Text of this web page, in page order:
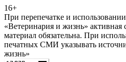
16+
При перепечатке и
«Ветеринария и жизнь» активная
материал обязательна. При
печатных СМИ указывать
жизнь»